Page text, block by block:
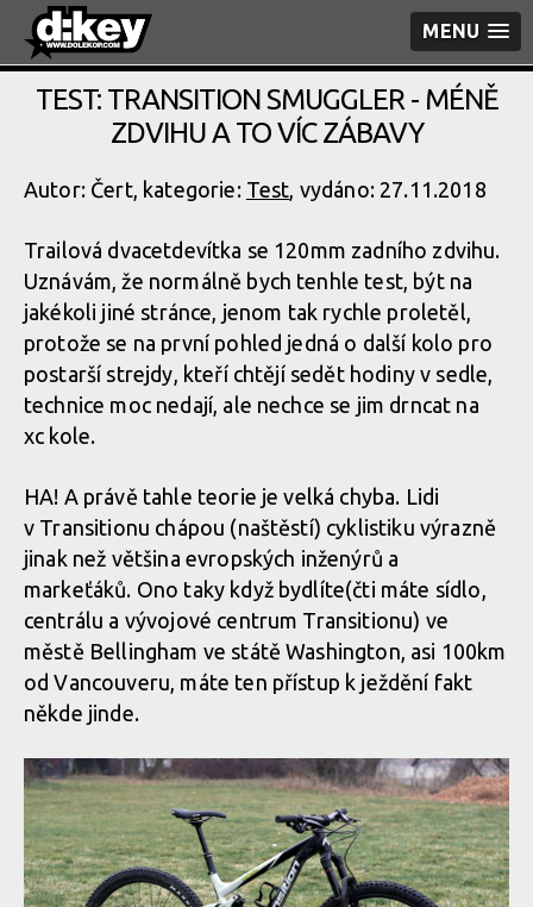
MENU
TEST: TRANSITION SMUGGLER - MÉNĚ
ZDVIHU A TO VÍC ZÁBAVY
Autor: Čert, kategorie: Test, vydáno: 27.11.2018
Trailová dvacetdevítka se 120mm zadního zdvihu.
Uznávám, že normálně bych tenhle test, být na
jakékoli jiné stránce, jenom tak rychle proletěl,
protože se na první pohled jedná o další kolo pro
postarší strejdy, kteří chtějí sedět hodiny v sedle,
technice moc nedají, ale nechce se jim drncat na
xc kole.
HA! A právě tahle teorie je velká chyba. Lidi
v Transitionu chápou (naštěstí) cyklistiku výrazně
jinak než většina evropských inženýrů a
markeťáků. Ono taky když bydlíte(čti máte sídlo,
centrálu a vývojové centrum Transitionu) ve
městě Bellingham ve státě Washington, asi 100km
od Vancouveru, máte ten přístup k ježdění fakt
někde jinde.